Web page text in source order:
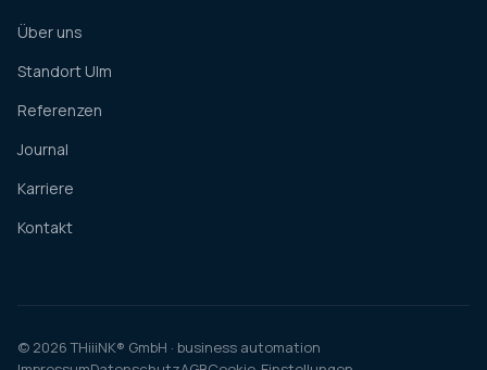
Über uns
Standort Ulm
Referenzen
Journal
Karriere
Kontakt
© 2026 THiiiNK® GmbH · business automation